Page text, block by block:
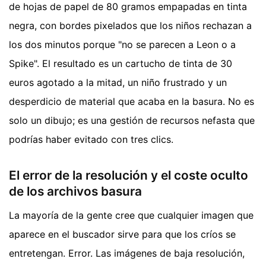
de hojas de papel de 80 gramos empapadas en tinta
negra, con bordes pixelados que los niños rechazan a
los dos minutos porque "no se parecen a Leon o a
Spike". El resultado es un cartucho de tinta de 30
euros agotado a la mitad, un niño frustrado y un
desperdicio de material que acaba en la basura. No es
solo un dibujo; es una gestión de recursos nefasta que
podrías haber evitado con tres clics.
El error de la resolución y el coste oculto
de los archivos basura
La mayoría de la gente cree que cualquier imagen que
aparece en el buscador sirve para que los críos se
entretengan. Error. Las imágenes de baja resolución,